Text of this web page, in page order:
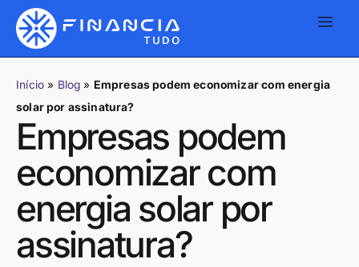
Início » Blog » Empresas podem economizar com energia
solar por assinatura?
Empresas podem
economizar com
energia solar por
assinatura?